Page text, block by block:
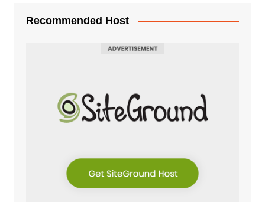
Recommended Host